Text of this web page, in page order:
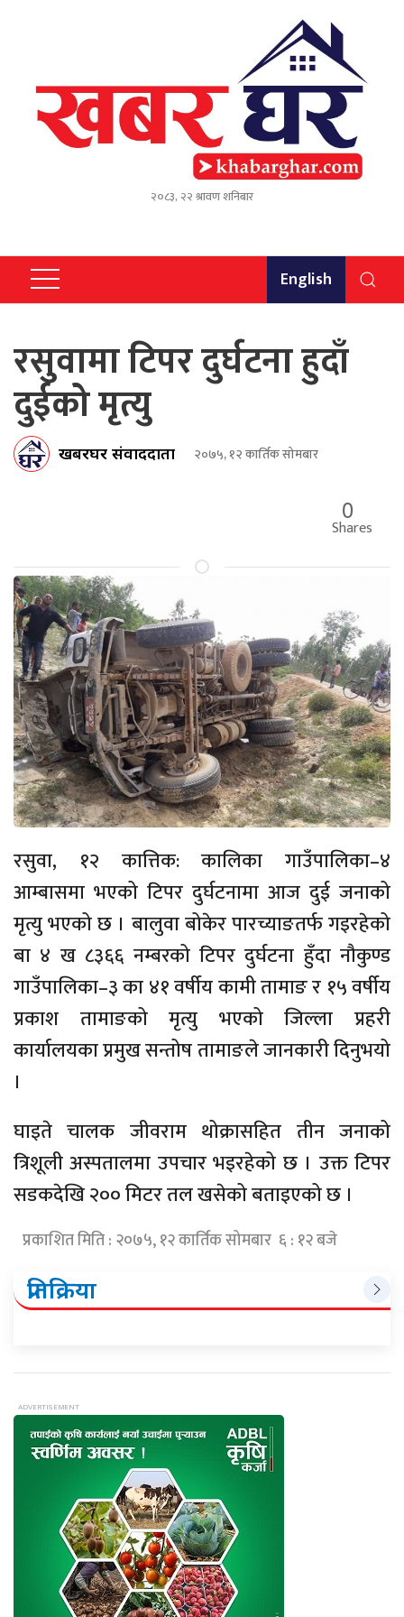
२०८३, २२ श्रावण शनिबार
English
रसुवामा टिपर दुर्घटना हुदाँ
दुईको मृत्यु
खबरघर संवाददाता २०७५, १२ कार्तिक सोमबार
0
Shares
रसुवा, १२ कात्तिक: कालिका गाउँपालिका–४
आम्बासमा भएको टिपर दुर्घटनामा आज दुई जनाको
मृत्यु भएको छ । बालुवा बोकेर पारच्याङतर्फ गइरहेको
बा ४ ख ८३६६ नम्बरको टिपर दुर्घटना हुँदा नौकुण्ड
गाउँपालिका–३ का ४१ वर्षीय कामी तामाङ र १५ वर्षीय
प्रकाश तामाङको मृत्यु भएको जिल्ला प्रहरी
कार्यालयका प्रमुख सन्तोष तामाङले जानकारी दिनुभयो
।
घाइते चालक जीवराम थोक्रासहित तीन जनाको
त्रिशूली अस्पतालमा उपचार भइरहेको छ । उक्त टिपर
सडकदेखि २०० मिटर तल खसेको बताइएको छ ।
प्रकाशित मिति : २०७५, १२ कार्तिक सोमबार ६ : १२ बजे
प्रतिक्रिया